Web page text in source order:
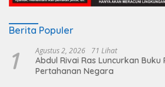
Berita Populer
1 Agustus 2, 2026 71 Lihat
Abdul Rivai Ras Luncurkan
Pertahanan Negara